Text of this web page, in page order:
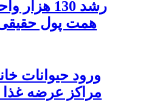
همت پول حقیقی/ صف
ورود حیوانات
مراکز عرضه